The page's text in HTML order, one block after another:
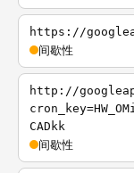
https://
间歇性
http://
CADkk
间歇性